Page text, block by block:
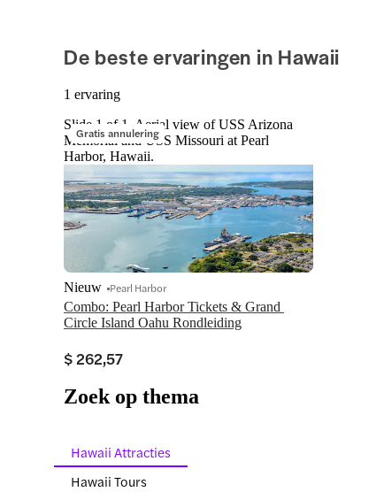
De beste ervaringen in Hawaii
1 ervaring
Gratis annulering
Slide 1 of 1, Aerial view of USS Arizona
Memorial and USS Missouri at Pearl
Harbor, Hawaii.
Combo: Pearl Harbor Tickets & Grand
Circle Island Oahu Rondleiding
Nieuw Pearl Harbor
$ 262,57
Zoek op thema
Hawaii Attracties
Hawaii Tours